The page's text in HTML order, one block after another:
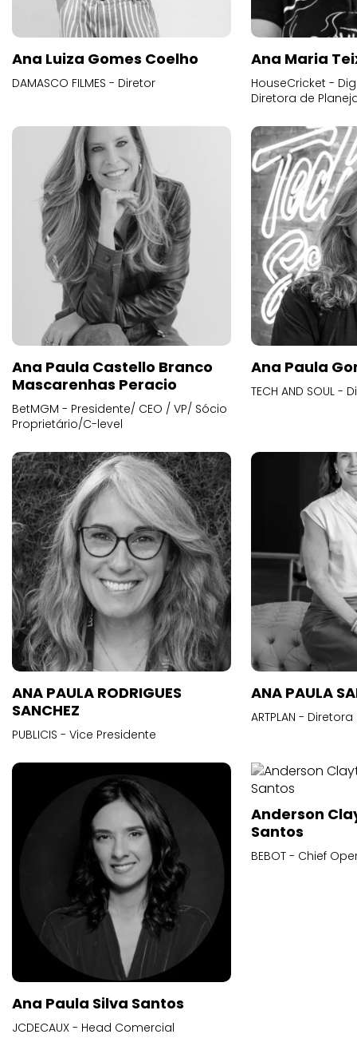
Ana Luiza Gomes Coelho
DAMASCO FILMES - Diretor
Ana Maria
HouseCricket -
Diretora de
Ana Paula Castello Branco
Mascarenhas Peracio
BetMGM - Presidente/ CEO / VP/ Sócio
Proprietário/C-level
Ana Paula
TECH AND SOUL
ANA PAULA RODRIGUES
SANCHEZ
PUBLICIS - Vice Presidente
ANA PAULA
ARTPLAN -
Ana Paula Silva Santos
JCDECAUX - Head Comercial
Anderson
Santos
BEBOT - Chief